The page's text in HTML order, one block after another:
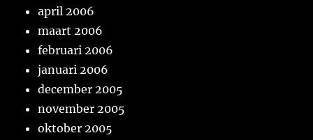
april 2006
maart 2006
februari 2006
januari 2006
december 2005
november 2005
oktober 2005